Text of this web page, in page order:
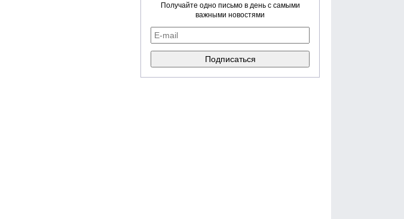
Получайте одно письмо в день с самыми
важными новостями